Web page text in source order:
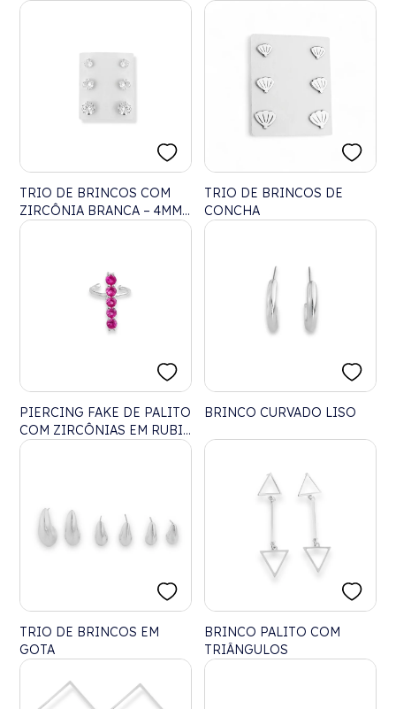
ESMERALDA
5MM
TRIO DE BRINCOS COM
ZIRCÔNIA BRANCA – 4MM,
5MM E 6MM
TRIO DE BRINCOS DE
CONCHA
PIERCING FAKE DE PALITO
COM ZIRCÔNIAS EM RUBI
ROSE
BRINCO CURVADO LISO
TRIO DE BRINCOS EM
GOTA
BRINCO PALITO COM
TRIÂNGULOS